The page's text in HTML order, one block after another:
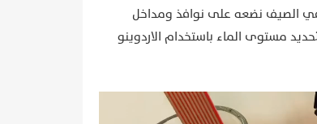
في الصيف نضعه على نوافذ ومداخل
مستوى الماء باستخدام الاردوينو